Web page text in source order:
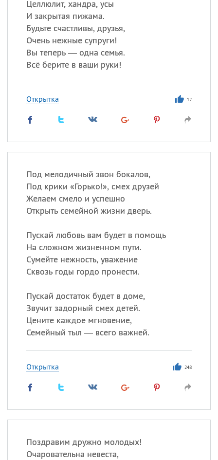
Целлюлит, хандра, усы
И закрытая пижама.
Будьте счастливы, друзья,
Очень нежные супруги!
Вы теперь — одна семья.
Всё берите в ваши руки!
Открытка 12
Под мелодичный звон бокалов,
Под крики «Горько!», смех друзей
Желаем смело и успешно
Открыть семейной жизни дверь.
Пускай любовь вам будет в помощь
На сложном жизненном пути.
Сумейте нежность, уважение
Сквозь годы гордо пронести.
Пускай достаток будет в доме,
Звучит задорный смех детей.
Цените каждое мгновение,
Семейный тыл — всего важней.
Открытка 248
Поздравим дружно молодых!
Очаровательна невеста,